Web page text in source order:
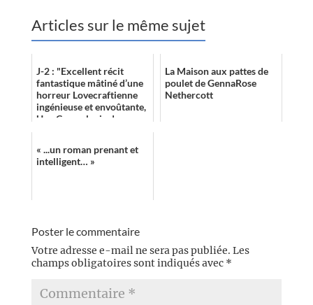
Articles sur le même sujet
J-2 : "Excellent récit
fantastique mâtiné d’une
horreur Lovecraftienne
ingénieuse et envoûtante,
Une Cosmologie de
La Maison aux pattes de
poulet de GennaRose
Nethercott
« ...un roman prenant et
intelligent… »
Poster le commentaire
Votre adresse e-mail ne sera pas publiée. Les
champs obligatoires sont indiqués avec *